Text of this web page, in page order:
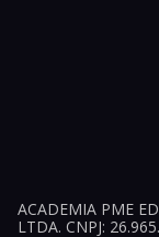
ACADEMIA PME
LTDA. CNPJ: